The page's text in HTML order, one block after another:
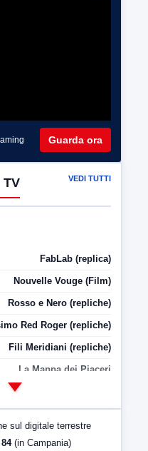
Guarda ora
TV VEDI TUTTI
FabLab (replica)
Nouvelle Vouge (Film)
Rosso e Nero (repliche)
Red Roger (repliche)
Fili Meridiani (repliche)
La Mappa dei Piaceri
sul digitale terrestre
(in Campania)